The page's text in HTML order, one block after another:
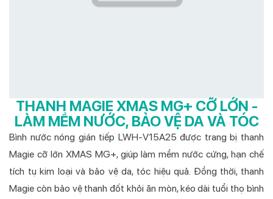
THANH MAGIE XMAS MG+ CỠ LỚN -
LÀM MỀM NƯỚC, BẢO VỆ DA VÀ TÓC
Bình nước nóng gián tiếp LWH-V15A25 được trang bị thanh
Magie cỡ lớn XMAS MG+, giúp làm mềm nước cứng, hạn chế
tích tụ kim loại và bảo vệ da, tóc hiệu quả. Đồng thời, thanh
Magie còn bảo vệ thanh đốt khỏi ăn mòn, kéo dài tuổi thọ bình